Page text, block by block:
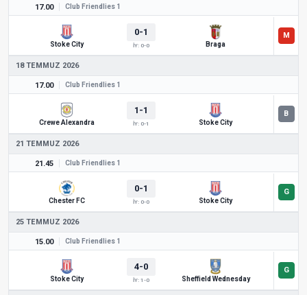
17.00 Club Friendlies 1
Stoke City
0-1
İY: 0-0 Braga
18 TEMMUZ 2026
17.00 Club Friendlies 1
Crewe Alexandra
1-1
İY: 0-1 Stoke City
21 TEMMUZ 2026
21.45 Club Friendlies 1
Chester FC
0-1
İY: 0-0 Stoke City
25 TEMMUZ 2026
15.00 Club Friendlies 1
Stoke City
4-0
İY: 1-0 Sheffield Wednesday